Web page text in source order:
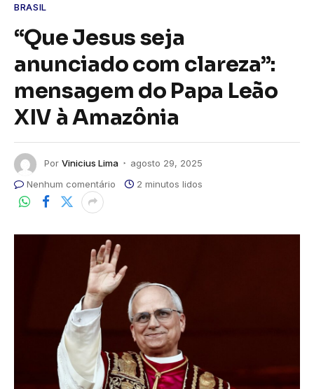
BRASIL
“Que Jesus seja
anunciado com clareza”:
mensagem do Papa Leão
XIV à Amazônia
Por Vinicius Lima
agosto 29, 2025
Nenhum comentário
2 minutos lidos